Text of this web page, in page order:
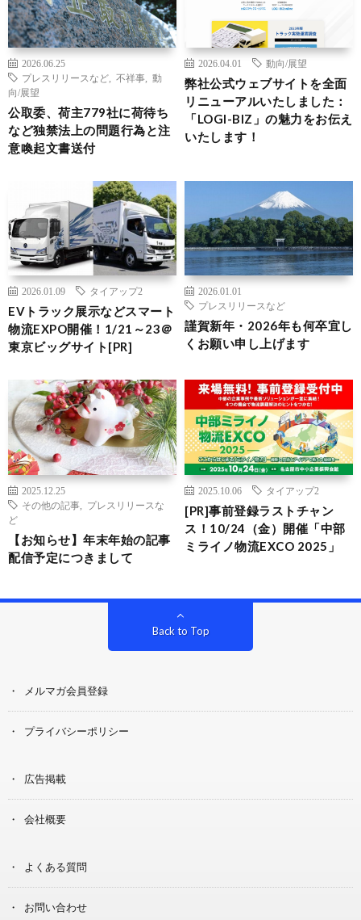
2026.06.25
プレスリリースなど
不祥事
動
向/展望
公取委、荷主779社に荷待ち
など独禁法上の問題行為と注
意喚起文書送付
2026.04.01 動向/展望
弊社公式ウェブサイトを全面
リニューアルいたしました：
「LOGI-BIZ」の魅力をお伝え
いたします！
2026.01.09 タイアップ2
EVトラック展示などスマート
物流EXPO開催！1/21～23＠
東京ビッグサイト[PR]
2026.01.01
プレスリリースなど
謹賀新年・2026年も何卒宜し
くお願い申し上げます
2025.12.25
その他の記事
プレスリリースな
ど
【お知らせ】年末年始の記事
配信予定につきまして
2025.10.06 タイアップ2
[PR]事前登録ラストチャン
ス！10/24（金）開催「中部
ミライノ物流EXCO 2025」
Back to Top
メルマガ会員登録
プライバシーポリシー
広告掲載
会社概要
よくある質問
お問い合わせ